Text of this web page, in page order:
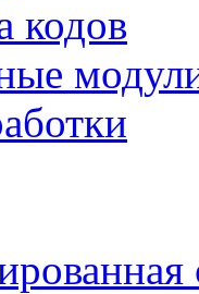
кодов